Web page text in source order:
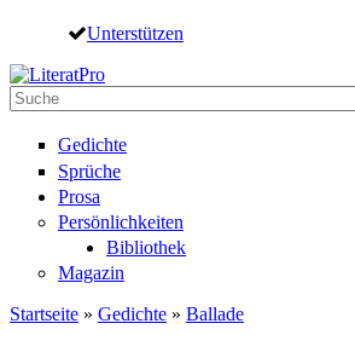
Direkt zum Inhalt
Unterstützen
Suche
Gedichte
Sprüche
Prosa
Persönlichkeiten
Bibliothek
Magazin
Startseite » Gedichte » Ballade